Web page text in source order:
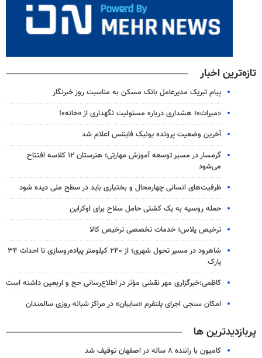
تازه‌ترین اخبار
پیام تبریک مدیرعامل بانک مسکن به مناسبت روز خبرنگار
«میراث»؛ هشداری درباره مسئولیت نگهداری از «خانه»!
آخرین وضعیت پرونده یونیک فایننس اعلام شد
گرمسار در مسیر توسعه آموزش مهارتی؛ هنرستان ۱۲ کلاسه افتتاح
می‌شود
ظرفیت‌های انسانی چهارمحال و بختیاری باید در سطح ملی دیده شود
حمله روسیه به یک کشتی حامل سلاح برای اوکراین
ترخیص پلاس؛ خدمات تخصصی ترخیص کالا
شاهرود در مسیر تحول شهری؛ از ۲۴۰ کیلومتر پیاده‌روسازی تا احداث ۳۴
پارک
کاظمی:خبرگزاری مهر نقشی مؤثر در اطلاع‌رسانی حج و اربعین داشته است
امکان سنجی اجرای پلتفرم «سایبان» در مراکز شبانه روزی سالمندان
پربازدیدترین ها
کامیون با راننده ۸ ساله در اصفهان توقیف شد